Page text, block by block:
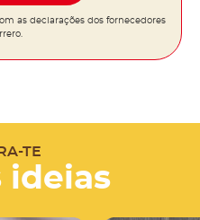
as declarações dos fornecedores
TE
ideias